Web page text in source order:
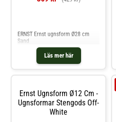
Läs mer här
ERNST Ernst ugnsform Ø28 cm
Sand
Ernst Ugnsform Ø12 Cm -
Ugnsformar Stengods Off-
White